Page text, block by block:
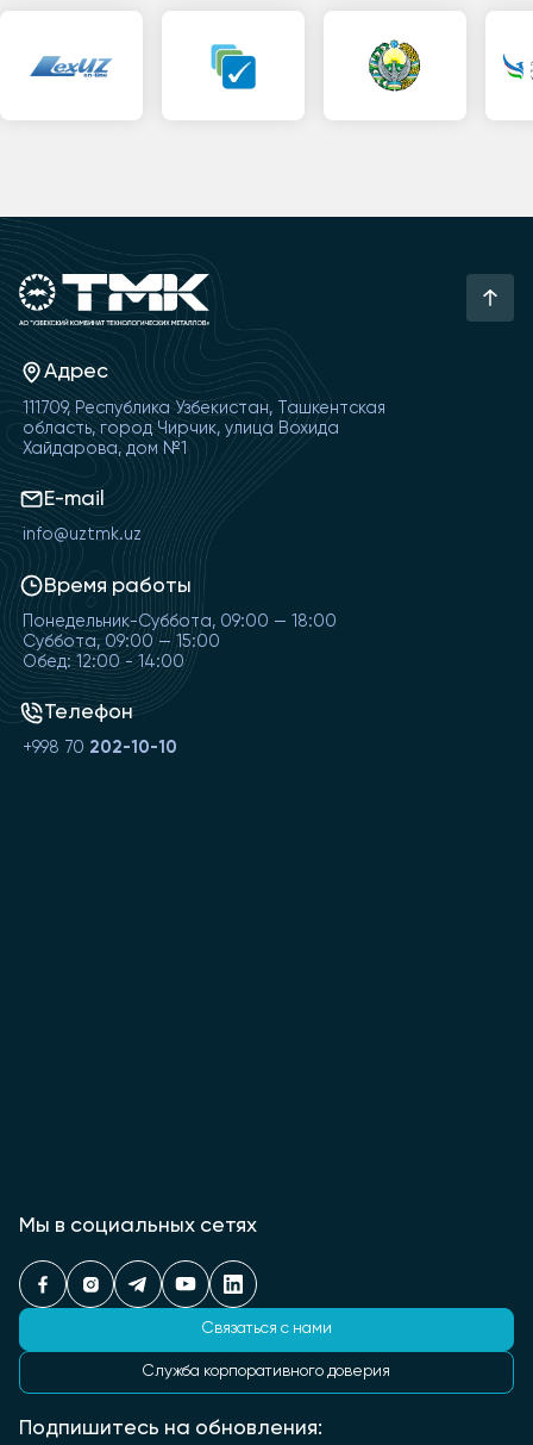
Адрес
111709, Республика Узбекистан, Ташкентская
область, город Чирчик, улица Вохида
Хайдарова, дом №1
E-mail
info@uztmk.uz
Время работы
Понедельник-Суббота, 09:00 — 18:00
Суббота, 09:00 — 15:00
Обед: 12:00 - 14:00
Телефон
+998 70 202-10-10
Мы в социальных сетях
Связаться с нами
Служба корпоративного доверия
Подпишитесь на обновления: